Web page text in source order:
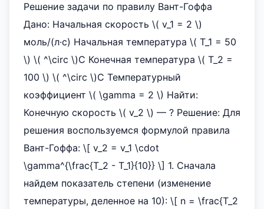
Решение задачи по правилу Вант-Гоффа
Дано: Начальная скорость \( v_1 = 2 \)
моль/(л·с) Начальная температура \( T_1 = 50
\) \( ^\circ \)C Конечная температура \( T_2 =
100 \) \( ^\circ \)C Температурный
коэффициент \( \gamma = 2 \) Найти:
Конечную скорость \( v_2 \) — ? Решение: Для
решения воспользуемся формулой правила
Вант-Гоффа: \[ v_2 = v_1 \cdot
\gamma^{\frac{T_2 - T_1}{10}} \] 1. Сначала
найдем показатель степени (изменение
температуры, деленное на 10): \[ n = \frac{T_2